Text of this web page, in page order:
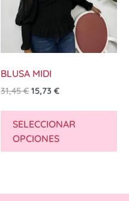
BLUSA MIDI
31,45€ 15,73 €
SELECCIONAR
OPCIONES